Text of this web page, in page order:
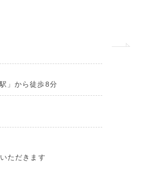
」から徒歩8分
ただきます